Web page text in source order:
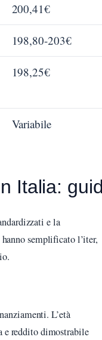
200,41€
198,80-203€
198,25€
Variabile
Italia:
e la
semplificato l’iter,
L’età
e reddito dimostrabile